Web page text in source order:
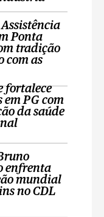
Ponta
tradição
com as
fortalece
em PG com
da saúde
enfrenta
mundial
no CDL